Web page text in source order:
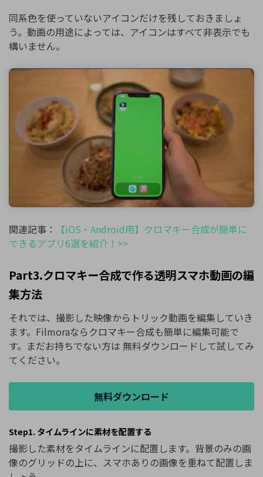
同系色を使っていないアイコンだけを残しておきましょ
う。動画の用途によっては、アイコンはすべて非表示でも
構いません。
関連記事：
【iOS・Android用】クロマキー合成が簡単に
できるアプリ6選を紹介！>>
Part3.クロマキー合成で作る透明スマホ動画の編
集方法
それでは、撮影した映像からトリック動画を編集していき
ます。Filmoraならクロマキー合成も簡単に編集可能で
す。まだお持ちでない方は 無料ダウンロードして試してみ
てください。
無料ダウンロード
Step1. タイムラインに素材を配置する
撮影した素材をタイムラインに配置します。背景のみの画
像のグリッドの上に、スマホありの画像を重ねて配置しま